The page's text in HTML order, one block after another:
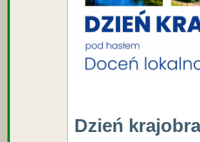
Dzień